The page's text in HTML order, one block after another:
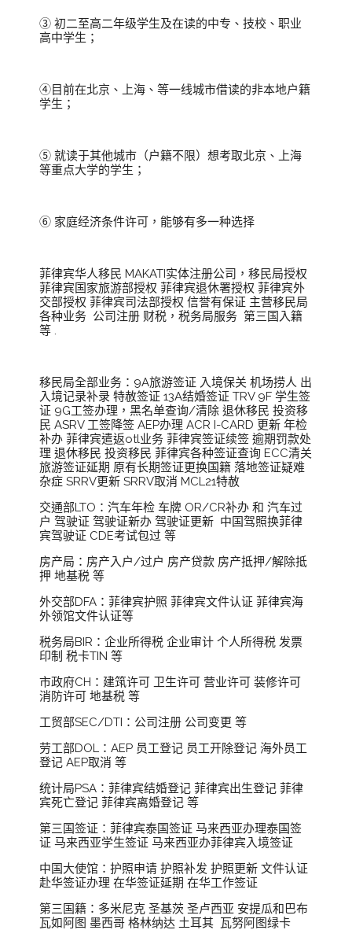
③ 初二至高二年级学生及在读的中专、技校、职业
高中学生；
④目前在北京、上海、等一线城市借读的非本地户籍
学生；
⑤ 就读于其他城市（户籍不限）想考取北京、上海
等重点大学的学生；
⑥ 家庭经济条件许可，能够有多一种选择
菲律宾华人移民 MAKATI实体注册公司，移民局授权
菲律宾国家旅游部授权 菲律宾退休署授权 菲律宾外
交部授权 菲律宾司法部授权 信誉有保证 主营移民局
各种业务 公司注册 财税，税务局服务 第三国入籍
等 .
移民局全部业务：9A旅游签证 入境保关 机场捞人 出
入境记录补录 特赦签证 13A结婚签证 TRV 9F 学生签
证 9G工签办理，黑名单查询/清除 退休移民 投资移
民 ASRV 工签降签 AEP办理 ACR I-CARD 更新 年检
补办 菲律宾遣返otl业务 菲律宾签证续签 逾期罚款处
理 退休移民 投资移民 菲律宾各种签证查询 ECC清关
旅游签证延期 原有长期签证更换国籍 落地签证疑难
杂症 SRRV更新 SRRV取消 MCL21特赦
交通部LTO：汽车年检 车牌 OR/CR补办 和 汽车过
户 驾驶证 驾驶证新办 驾驶证更新 中国驾照换菲律
宾驾驶证 CDE考试包过 等
房产局：房产入户/过户 房产贷款 房产抵押/解除抵
押 地基税 等
外交部DFA：菲律宾护照 菲律宾文件认证 菲律宾海
外领馆文件认证等
税务局BIR：企业所得税 企业审计 个人所得税 发票
印制 税卡TIN 等
市政府CH：建筑许可 卫生许可 营业许可 装修许可
消防许可 地基税 等
工贸部SEC/DTI：公司注册 公司变更 等
劳工部DOL：AEP 员工登记 员工开除登记 海外员工
登记 AEP取消 等
统计局PSA：菲律宾结婚登记 菲律宾出生登记 菲律
宾死亡登记 菲律宾离婚登记 等
第三国签证：菲律宾泰国签证 马来西亚办理泰国签
证 马来西亚学生签证 马来西亚办菲律宾入境签证
中国大使馆：护照申请 护照补发 护照更新 文件认证
赴华签证办理 在华签证延期 在华工作签证
第三国籍：多米尼克 圣基茨 圣卢西亚 安提瓜和巴布
瓦如阿图 墨西哥 格林纳达 土耳其 瓦努阿图绿卡